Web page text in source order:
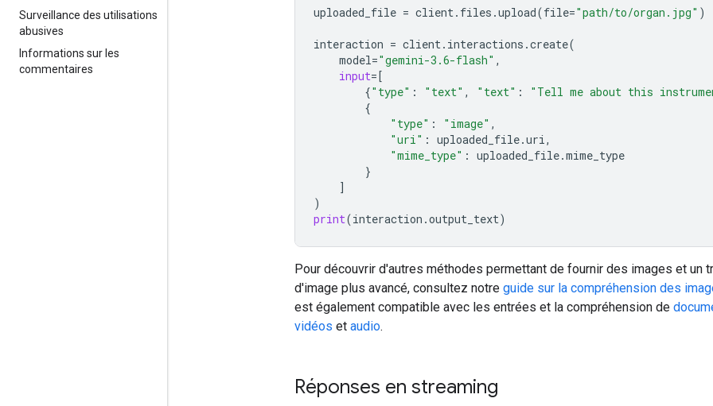
Surveillance des utilisations
abusives
Informations sur les
commentaires
uploaded_file = client. files .upload(file="path/to/organ.jpg" )
interaction = client. interactions .create(
model="gemini-3.6-flash" ,
input=[
{"type" : "text" , "text" : "Tell me about this
{
"type" : "image" ,
"uri" : uploaded_file.uri,
"mime_type" : uploaded_file.mime_type
}
]
)
print(interaction .output_text)
Pour découvrir d'autres méthodes permettant de fournir des images et un
d'image plus avancé, consultez notre guide sur la compréhension des
est également compatible avec les entrées et la compréhension de
vidéos et audio.
Réponses en streaming